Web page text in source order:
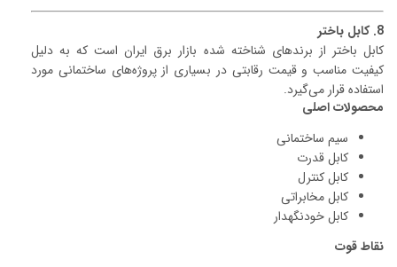
8. کابل باختر
کابل باختر از برندهای شناخته شده بازار برق ایران است که به دلیل
کیفیت مناسب و قیمت رقابتی در بسیاری از پروژه‌های ساختمانی مورد
استفاده قرار می‌گیرد.
محصولات اصلی
سیم ساختمانی
کابل قدرت
کابل کنترل
کابل مخابراتی
کابل خودنگهدار
نقاط قوت